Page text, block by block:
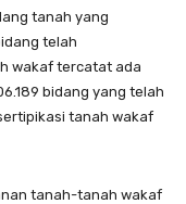
tanah yang
telah
wakaf tercatat ada
bidang yang telah
tanah wakaf
tanah-tanah wakaf